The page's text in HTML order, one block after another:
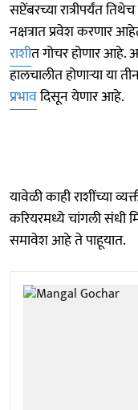
सप्टेंबरच्या रात्रीपर्यंत
नक्षत्रात प्रवेश करणार
राशीत गोचर होणार आहे.
हालचालीत होणाऱ्या या
प्रभावदिसून येणार आहे.
यावेळी काही राशींच्या
करियरमध्ये चांगली संधी
समावेश आहे ते पाहूयात.